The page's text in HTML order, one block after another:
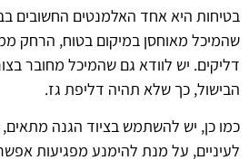
בטיחות היא אחד האלמנטים החשובים
שהמיכל מאוחסן במיקום בטוח, הרחק
דליקים. יש לוודא גם שהמיכל מחובר
הבישול, כך שלא תהיה דליפת גז.
כמו כן, יש להשתמש בציוד הגנה
לעיניים, על מנת להימנע מפגיעות